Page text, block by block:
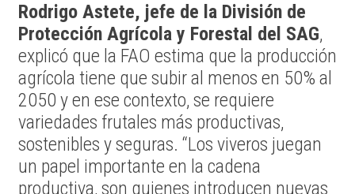
Rodrigo Astete, jefe de la División de
Protección Agrícola y Forestal del SAG,
explicó que la FAO estima que la producción
agrícola tiene que subir al menos en 50% al
2050 y en ese contexto, se requiere
variedades frutales más productivas,
sostenibles y seguras. “Los viveros juegan
un papel importante en la cadena
productiva, son quienes introducen nuevas